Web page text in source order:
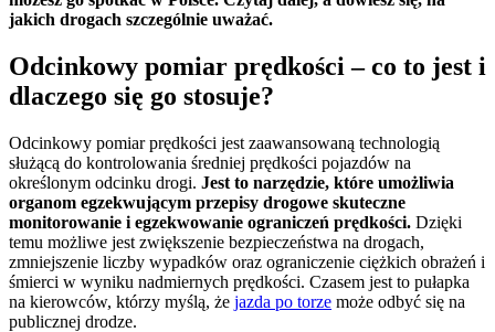
jakich drogach szczególnie uważać.
Odcinkowy pomiar prędkości – co to jest i
dlaczego się go stosuje?
Odcinkowy pomiar prędkości jest zaawansowaną technologią
służącą do kontrolowania średniej prędkości pojazdów na
określonym odcinku drogi. Jest to narzędzie, które umożliwia
organom egzekwującym przepisy drogowe skuteczne
monitorowanie i egzekwowanie ograniczeń prędkości. Dzięki
temu możliwe jest zwiększenie bezpieczeństwa na drogach,
zmniejszenie liczby wypadków oraz ograniczenie ciężkich obrażeń i
śmierci w wyniku nadmiernych prędkości. Czasem jest to pułapka
na kierowców, którzy myślą, że jazda po torze może odbyć się na
publicznej drodze.